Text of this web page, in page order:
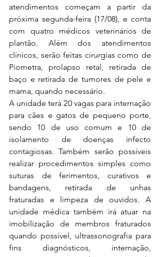
atendimentos começam a partir da
próxima segunda-feira (17/08), e conta
com quatro médicos veterinários de
plantão. Além dos atendimentos
clínicos, serão feitas cirurgias como de
Piometra, prolapso retal, retirada de
baço e retirada de tumores de pele e
mama, quando necessário.
A unidade terá 20 vagas para internação
para cães e gatos de pequeno porte,
sendo 10 de uso comum e 10 de
isolamento de doenças infecto
contagiosas. Também serão possíveis
realizar procedimentos simples como
suturas de ferimentos, curativos e
bandagens, retirada de unhas
fraturadas e limpeza de ouvidos. A
unidade médica também irá atuar na
imobilização de membros fraturados
quando possível, ultrassonografia para
fins diagnósticos, internação,